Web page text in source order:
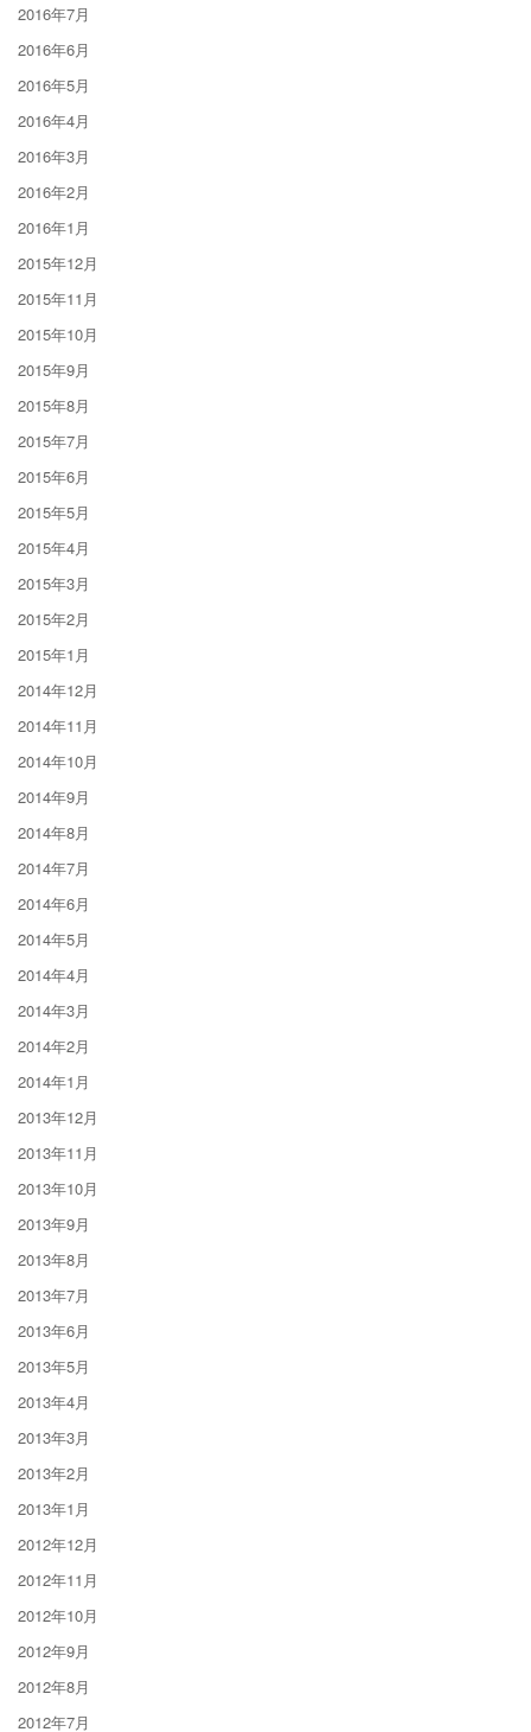
2016年7月
2016年6月
2016年5月
2016年4月
2016年3月
2016年2月
2016年1月
2015年12月
2015年11月
2015年10月
2015年9月
2015年8月
2015年7月
2015年6月
2015年5月
2015年4月
2015年3月
2015年2月
2015年1月
2014年12月
2014年11月
2014年10月
2014年9月
2014年8月
2014年7月
2014年6月
2014年5月
2014年4月
2014年3月
2014年2月
2014年1月
2013年12月
2013年11月
2013年10月
2013年9月
2013年8月
2013年7月
2013年6月
2013年5月
2013年4月
2013年3月
2013年2月
2013年1月
2012年12月
2012年11月
2012年10月
2012年9月
2012年8月
2012年7月